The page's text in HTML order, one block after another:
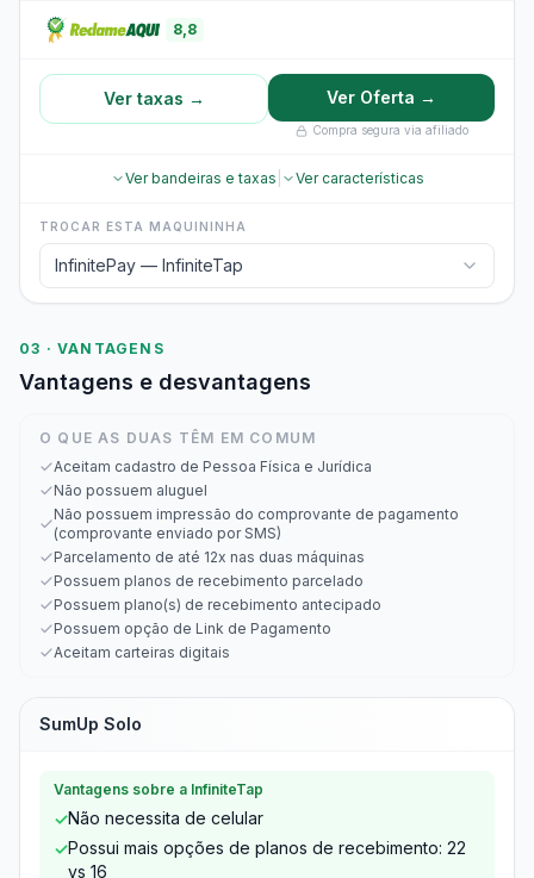
8,8
Ver taxas → Ver Oferta →
Compra segura via afiliado
Ver bandeiras e taxas Ver características
TROCAR ESTA MAQUININHA
InfinitePay — InfiniteTap
03 · VANTAGENS
Vantagens e desvantagens
O QUE AS DUAS TÊM EM COMUM
Aceitam cadastro de Pessoa Física e Jurídica
Não possuem aluguel
Não possuem impressão do comprovante de pagamento
(comprovante enviado por SMS)
Parcelamento de até 12x nas duas máquinas
Possuem planos de recebimento parcelado
Possuem plano(s) de recebimento antecipado
Possuem opção de Link de Pagamento
Aceitam carteiras digitais
SumUp Solo
Vantagens sobre a InfiniteTap
✓Não necessita de celular
✓Possui mais opções de planos de recebimento: 22
vs 16